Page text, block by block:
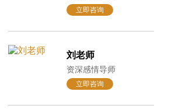
立即咨询
刘老师
资深感情导师
立即咨询